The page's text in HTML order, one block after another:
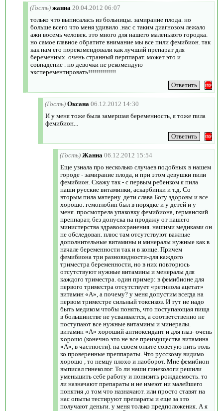
(Гость) жанна 20.04.2012 06:07
только что выписалась из больницы. замирание плода. но
больше всего что меня удивило .нас с таким диагнозом лежало
ажн восемь человек. это много для нашего маленького городка.
но самое главное обратите внимание мы все пили фемибион. так
как нам его порекомендовали как лучший препарат для
беременных. очень странный перппарат. может это и
совпадение . но девочки не рекомендую
эксперементировать!!!!!!!!!!!!!!
(Гость) Оксана 06.12.2012 14:30
И у меня тоже была замершая беременность, я тоже пила
фемибион...
(Гость) Жанна 06.12.2012 15:54
Еще узнала про несколько случаев подобных в нашем
городе - замирание плода, и при этом девушки пили
фемибион. Скажу так - с первым ребенком я пила
наши русские витаминки, аскарбинки и т.д. Со
вторым пила матерну. дети слава Богу здоровы и все
хорошо. гемоглобин был в порядке и у детей и у
меня. просмотрела упаковку фемибиона, германский
преппарат, без допуска на продажу от нашего
министерства здравоохранения. нашими медиками он
не обследован. плюс там отсутствуют важные
дополнительные витамины и минералы нужные как в
начале беременности так и в конце. Причем
фемибиона три разновидности-для каждого
триместра беременности, но в них повторюсь
отсутствуют нужные витамины и менералы для
каждого триместра. один пример: в фемибионе для
первого триместра отсутствует «ретинола ацетат»
витамин «А», а почему? у меня допустим всегда на
первом триместре сильный токсикоз. И тут не надо
быть медиком чтобы понять, что поступающая пища
в большинстве не усваивается, а соответственно не
поступают все нужные витамины и минералы.
витамин «А» хороший антиоксидант и для глаз- очень
хорошо (конечно это не все преимущества витамина
«А», в частности). на своем опыте советую пить толь
ко проверенные преппараты. Что русскому видимо
хорошо , то немцу плохо и наоборот. Мне фемибион
выписал гинеколог. То ли наши гинекологи решили
уменьшить себе работу и понизить рождаемость. то
ли назначают препараты и не имеют ни малейшего
понятия ,о том что назначают. или просто ставят на
нас опыты тестируют препараты и еще за это
получают деньги. у меня только предположения. А я